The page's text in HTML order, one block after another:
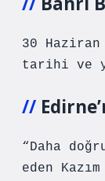
30
tarihi ve
“Daha
eden